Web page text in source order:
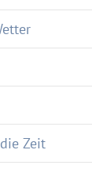
Zeit